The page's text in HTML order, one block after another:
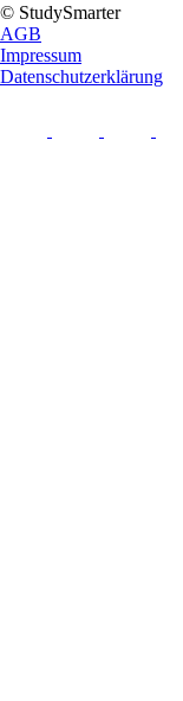
© StudySmarter
AGB
Impressum
Datenschutzerklärung